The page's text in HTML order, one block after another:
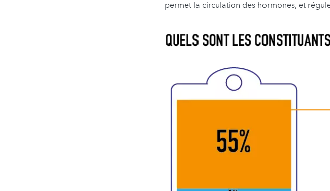
permet la circulation des hormones, et